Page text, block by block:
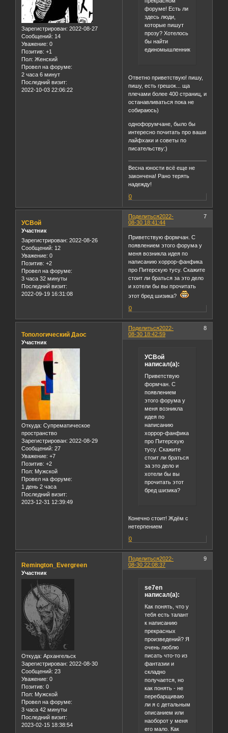
Зарегистрирован: 2022-08-27
Сообщений: 14
Уважение: 0
Позитив: +1
Пол: Женский
Провел на форуме:
2 часа 6 минут
Последний визит:
2022-10-03 22:06:22
форуме! Есть ли
здесь люди,
которые пишут
прозу? Хотелось
бы найти
единомышленников!
Ответно приветствую! пишу,
пишу, есть грешок... ща
плечами более 400 страниц, и
останавливаться пока не
собираюсь)
однофорумчане, было бы
интересно почитать про ваши
лайфхаки и советы по
писательству:)
Весна юности всё еще не
закончена! Рано терять
надежду!
0
Поделиться 7
2022-
08-30 18:41:44
УСВой
Участник
Зарегистрирован: 2022-08-26
Сообщений: 12
Уважение: 0
Позитив: +2
Провел на форуме:
3 часа 32 минуты
Последний визит:
2022-09-19 16:31:08
Приветствую формчан. С
появлением этого форума у
меня возникла идея по
написанию хоррор-фанфика
про Питерскую тусу. Скажите
стоит ли браться за это дело
и хотели бы вы прочитать
этот бред шизика?
0
Поделиться 8
2022-
08-30 18:42:59
Топологический Даос
Участник
Откуда: Супрематическое
пространство
Зарегистрирован: 2022-08-29
Сообщений: 27
Уважение: +7
Позитив: +2
Пол: Мужской
Провел на форуме:
1 день 2 часа
Последний визит:
2023-12-31 12:39:49
УСВой
написал(а):
Приветствую
формчан. С
появлением
этого форума у
меня возникла
идея по
написанию
хоррор-фанфика
про Питерскую
тусу. Скажите
стоит ли браться
за это дело и
хотели бы вы
прочитать этот
бред шизика?
Конечно стоит! Ждём с
нетерпением
0
Поделиться 9
2022-
08-30 22:08:37
Remington_Evergreen
Участник
Откуда: Архангельск
Зарегистрирован: 2022-08-30
Сообщений: 23
Уважение: 0
Позитив: 0
Пол: Мужской
Провел на форуме:
3 часа 42 минуты
Последний визит:
2023-02-15 18:38:54
se7en
написал(а):
Как понять, что у
тебя есть талант
к написанию
прекрасных
произведений? Я
очень люблю
писать что-то из
фантазии и
складно
получается, но
как понять - не
перебарщиваю
ли я с детальным
описанием или
наоборот у меня
его мало. Как